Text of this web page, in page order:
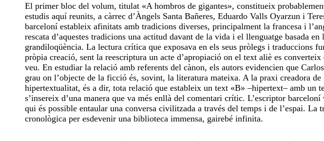
El primer bloc del volum, titulat «A hombros de gigantes», constitueix
estudis aquí reunits, a càrrec d’Àngels Santa Bañeres, Eduardo Valls Oyarzun i
barceloní estableix afinitats amb tradicions diverses, principalment la francesa i
rescata d’aquestes tradicions una actitud davant de la vida i el llenguatge basada
grandiloqüència. La lectura crítica que exposava en els seus pròlegs i traduccions
pròpia creació, sent la reescriptura un acte d’apropiació on el text aliè es
veu. En estudiar la relació amb referents del cànon, els autors evidencien que
grau on l’objecte de la ficció és, sovint, la literatura mateixa. A la praxi creadora
hipertextualitat, és a dir, tota relació que estableix un text «B» –hipertext– amb un
s’insereix d’una manera que va més enllà del comentari crític. L’escriptor
qui és possible entaular una conversa civilitzada a través del temps i de l’espai. La
cronològica per esdevenir una biblioteca immensa, gairebé infinita.